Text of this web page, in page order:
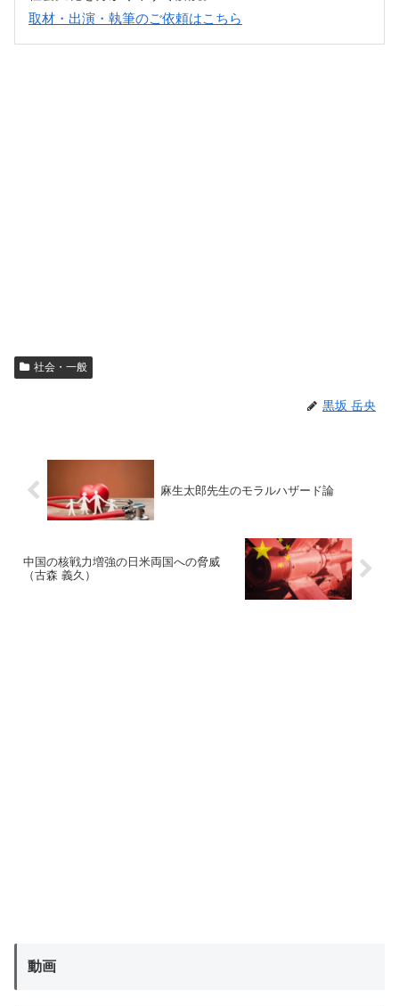
取材・出演・執筆のご依頼はこちら
社会・一般
黒坂 岳央
麻生太郎先生のモラルハザード論
中国の核戦力増強の日米両国への脅威
（古森 義久）
動画